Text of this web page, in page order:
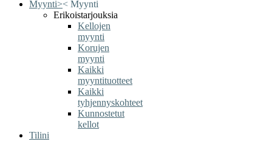
Myynti>< Myynti
Erikoistarjouksia
Kellojen
myynti
Korujen
myynti
Kaikki
myyntituotteet
Kaikki
tyhjennyskohteet
Kunnostetut
kellot
Tilini